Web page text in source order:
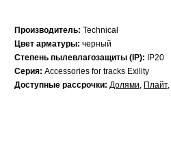
Производитель: Technical
Цвет арматуры: черный
Степень пылевлагозащиты (IP):
IP20
Серия: Accessories for tracks Exility
Доступные рассрочки: Долями, Плайт,